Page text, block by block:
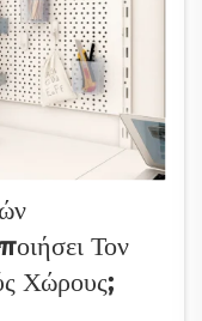
Τον
Χώρους;